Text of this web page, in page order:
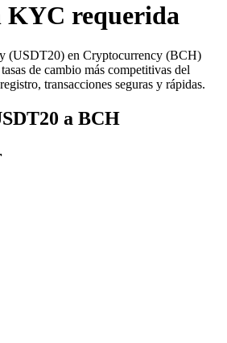
KYC requerida
(USDT20) en Cryptocurrency (BCH)
de cambio más competitivas del
transacciones seguras y rápidas.
a BCH